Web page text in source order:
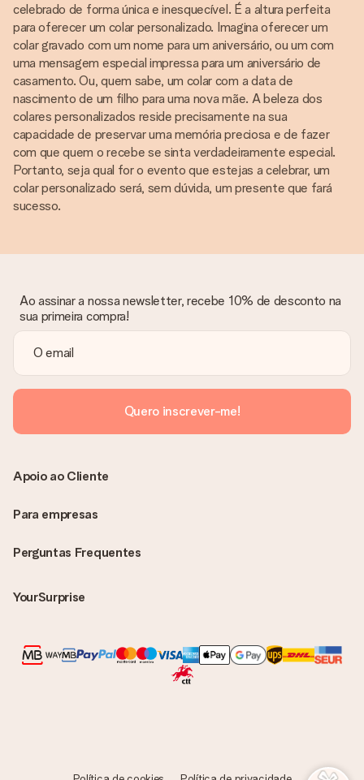
celebrado de forma única e inesquecível. É a altura perfeita
para oferecer um colar personalizado. Imagina oferecer um
colar gravado com um nome para um aniversário, ou um com
uma mensagem especial impressa para um aniversário de
casamento. Ou, quem sabe, um colar com a data de
nascimento de um filho para uma nova mãe. A beleza dos
colares personalizados reside precisamente na sua
capacidade de preservar uma memória preciosa e de fazer
com que quem o recebe se sinta verdadeiramente especial.
Portanto, seja qual for o evento que estejas a celebrar, um
colar personalizado será, sem dúvida, um presente que fará
sucesso.
Ao assinar a nossa newsletter, recebe 10% de desconto na
sua primeira compra!
Quero inscrever-me!
Perguntas Frequentes
YourSurprise
Apoio ao Cliente
Para empresas